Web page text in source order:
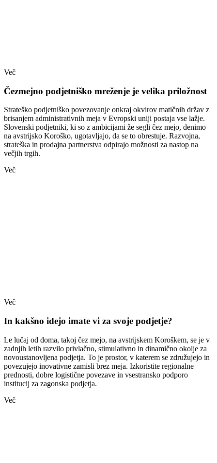
Več
Čezmejno podjetniško mreženje je velika priložnost
Strateško podjetniško povezovanje onkraj okvirov matičnih držav z
brisanjem administrativnih meja v Evropski uniji postaja vse lažje.
Slovenski podjetniki, ki so z ambicijami že segli čez mejo, denimo
na avstrijsko Koroško, ugotavljajo, da se to obrestuje. Razvojna,
strateška in prodajna partnerstva odpirajo možnosti za nastop na
večjih trgih.
Več
Več
In kakšno idejo imate vi za svoje podjetje?
Le lučaj od doma, takoj čez mejo, na avstrijskem Koroškem, se je v
zadnjih letih razvilo privlačno, stimulativno in dinamično okolje za
novoustanovljena podjetja. To je prostor, v katerem se združujejo in
povezujejo inovativne zamisli brez meja. Izkoristite regionalne
prednosti, dobre logistične povezave in vsestransko podporo
institucij za zagonska podjetja.
Več